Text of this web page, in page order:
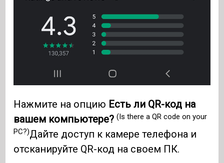
Нажмите на опцию Есть ли QR-код на
вашем компьютере?(Is there a QR code on your
PC?)Дайте доступ к камере телефона и
отсканируйте QR-код на своем ПК.